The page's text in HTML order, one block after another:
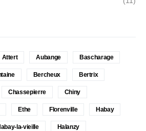
Attert Aubange Bascharage
Bercheux Bertrix
Chassepierre Chiny
Ethe Florenville Habay
la-vieille Halanzy